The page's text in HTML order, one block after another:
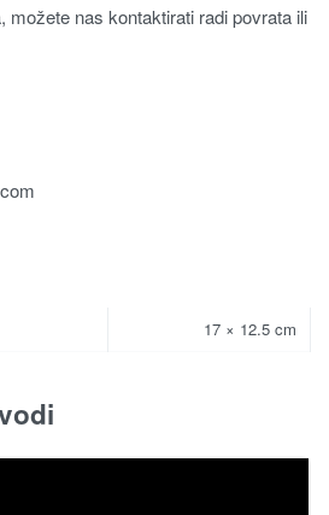
možete nas kontaktirati radi povrata ili
17 × 12.5 cm